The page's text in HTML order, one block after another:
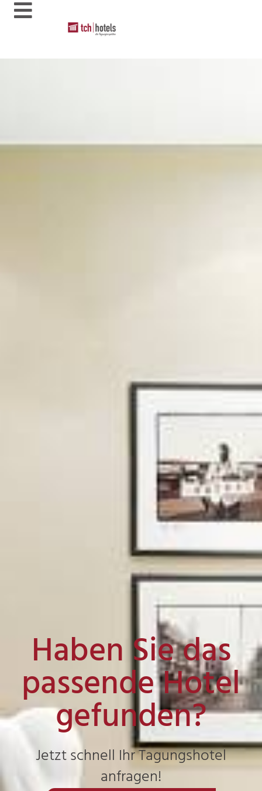
Haben Sie das
passende Hotel
gefunden?
Jetzt schnell Ihr Tagungshotel
anfragen!